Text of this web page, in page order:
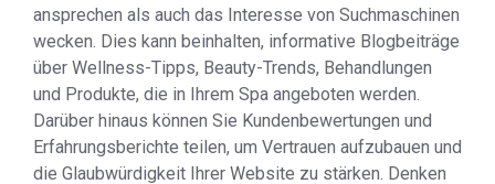
ansprechen als auch das Interesse von Suchmaschinen
wecken. Dies kann beinhalten, informative Blogbeiträge
über Wellness-Tipps, Beauty-Trends, Behandlungen
und Produkte, die in Ihrem Spa angeboten werden.
Darüber hinaus können Sie Kundenbewertungen und
Erfahrungsberichte teilen, um Vertrauen aufzubauen und
die Glaubwürdigkeit Ihrer Website zu stärken. Denken